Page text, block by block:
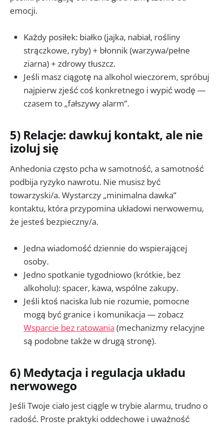
emocji.
Każdy posiłek: białko (jajka, nabiał, rośliny
strączkowe, ryby) + błonnik (warzywa/pełne
ziarna) + zdrowy tłuszcz.
Jeśli masz ciągotę na alkohol wieczorem, spróbuj
najpierw zjeść coś konkretnego i wypić wodę —
czasem to „fałszywy alarm”.
5) Relacje: dawkuj kontakt, ale nie
izoluj się
Anhedonia często pcha w samotność, a samotność
podbija ryzyko nawrotu. Nie musisz być
towarzyski/a. Wystarczy „minimalna dawka”
kontaktu, która przypomina układowi nerwowemu,
że jesteś bezpieczny/a.
Jedna wiadomość dziennie do wspierającej
osoby.
Jedno spotkanie tygodniowo (krótkie, bez
alkoholu): spacer, kawa, wspólne zakupy.
Jeśli ktoś naciska lub nie rozumie, pomocne
mogą być granice i komunikacja — zobacz
Wsparcie bez ratowania (mechanizmy relacyjne
są podobne także w drugą stronę).
6) Medytacja i regulacja układu
nerwowego
Jeśli Twoje ciało jest ciągle w trybie alarmu, trudno o
radość. Proste praktyki oddechowe i uważność